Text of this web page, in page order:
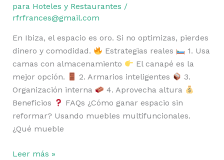
para Hoteles y Restaurantes /
rfrfrances@gmail.com
En Ibiza, el espacio es oro. Si no optimizas, pierdes
dinero y comodidad.
Estrategias reales
1. Usa
camas con almacenamiento
El canapé es la
mejor opción.
2. Armarios inteligentes
3.
Organización interna
4. Aprovecha altura
Beneficios
FAQs ¿Cómo ganar espacio sin
reformar? Usando muebles multifuncionales.
¿Qué mueble
en
Ibiza
Leer más »